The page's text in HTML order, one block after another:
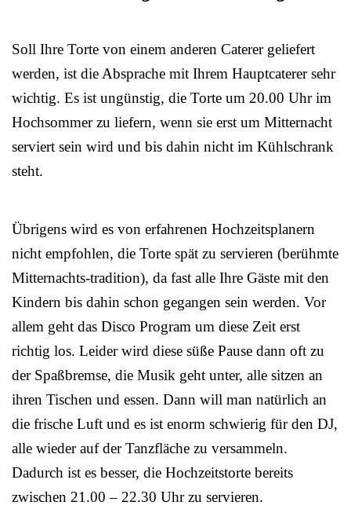
Soll Ihre Torte von einem anderen Caterer geliefert
werden, ist die Absprache mit Ihrem Hauptcaterer sehr
wichtig. Es ist ungünstig, die Torte um 20.00 Uhr im
Hochsommer zu liefern, wenn sie erst um Mitternacht
serviert sein wird und bis dahin nicht im Kühlschrank
steht.
Übrigens wird es von erfahrenen Hochzeitsplanern
nicht empfohlen, die Torte spät zu servieren (berühmte
Mitternachts-tradition), da fast alle Ihre Gäste mit den
Kindern bis dahin schon gegangen sein werden. Vor
allem geht das Disco Program um diese Zeit erst
richtig los. Leider wird diese süße Pause dann oft zu
der Spaßbremse, die Musik geht unter, alle sitzen an
ihren Tischen und essen. Dann will man natürlich an
die frische Luft und es ist enorm schwierig für den DJ,
alle wieder auf der Tanzfläche zu versammeln.
Dadurch ist es besser, die Hochzeitstorte bereits
zwischen 21.00 – 22.30 Uhr zu servieren.